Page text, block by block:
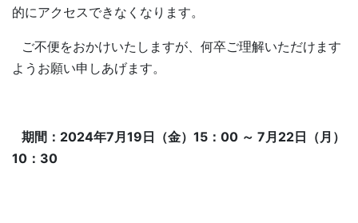
的にアクセスできなくなります。
ご不便をおかけいたしますが、何卒ご理解いただけます
ようお願い申しあげます。
期間：2024年7月19日（金）15：00 ～ 7月22日（月）
10：30